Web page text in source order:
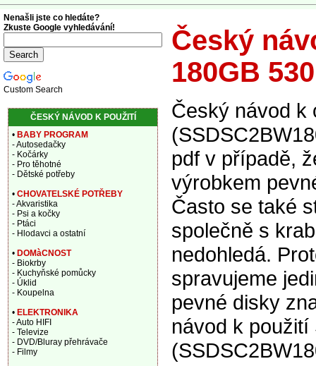
Český
180GB
Český návod k
pdf v případě,
výrobkem
Často se také
společně s
nedohledá.
spravujeme
pevné disky
návod k použití
Nenašli jste co hledáte?
Zkuste Google vyhledávání!
Custom Search
ČESKÝ NÁVOD K POUŽITÍ
• BABY PROGRAM
- Autosedačky
- Kočárky
- Pro těhotné
- Dětské potřeby
• CHOVATELSKÉ POTŘEBY
- Akvaristika
- Psi a kočky
- Ptáci
- Hlodavci a ostatní
• DOMàCNOST
- Biokrby
- Kuchyňské pomůcky
- Úklid
- Koupelna
• ELEKTRONIKA
- Auto HIFI
- Televize
- DVD/Bluray přehrávače
- Filmy